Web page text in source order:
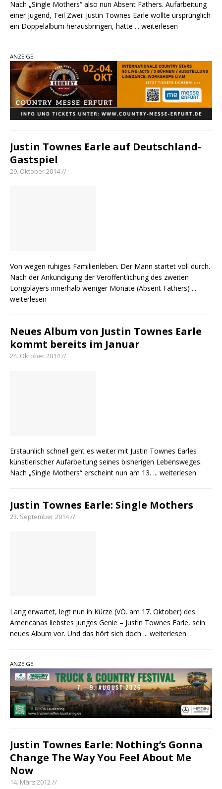
Nach „Single Mothers“ also nun Absent Fathers. Aufarbeitung
einer Jugend, Teil Zwei. Justin Townes Earle wollte ursprünglich
ein Doppelalbum herausbringen, hatte ... weiterlesen
ANZEIGE
Justin Townes Earle auf Deutschland-
Gastspiel
29. Oktober 2014 //
Von wegen ruhiges Familienleben. Der Mann startet voll durch.
Nach der Ankündigung der Veröffentlichung des zweiten
Longplayers innerhalb weniger Monate (Absent Fathers) ...
weiterlesen
Neues Album von Justin Townes Earle
kommt bereits im Januar
24. Oktober 2014 //
Erstaunlich schnell geht es weiter mit Justin Townes Earles
künstlerischer Aufarbeitung seines bisherigen Lebensweges.
Nach „Single Mothers“ erscheint nun am 13. ... weiterlesen
Justin Townes Earle: Single Mothers
23. September 2014 //
Lang erwartet, legt nun in Kürze (VÖ. am 17. Oktober) des
Americanas liebstes junges Genie – Justin Townes Earle, sein
neues Album vor. Und das hört sich doch ... weiterlesen
ANZEIGE
Justin Townes Earle: Nothing’s Gonna
Change The Way You Feel About Me
Now
14. März 2012 //